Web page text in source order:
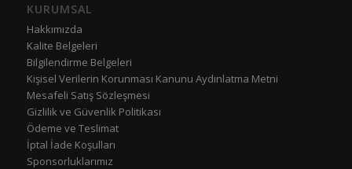
KURUMSAL
Hakkımızda
Kalite Belgeleri
Bilgilendirme Belgeleri
Kişisel Verilerin Korunması Kanunu Aydınlatma Metni
Mesafeli Satış Sözleşmesi
Gizlilik ve Güvenlik Politikası
Ödeme ve Teslimat
İptal İade Koşulları
Sponsorluklarımız